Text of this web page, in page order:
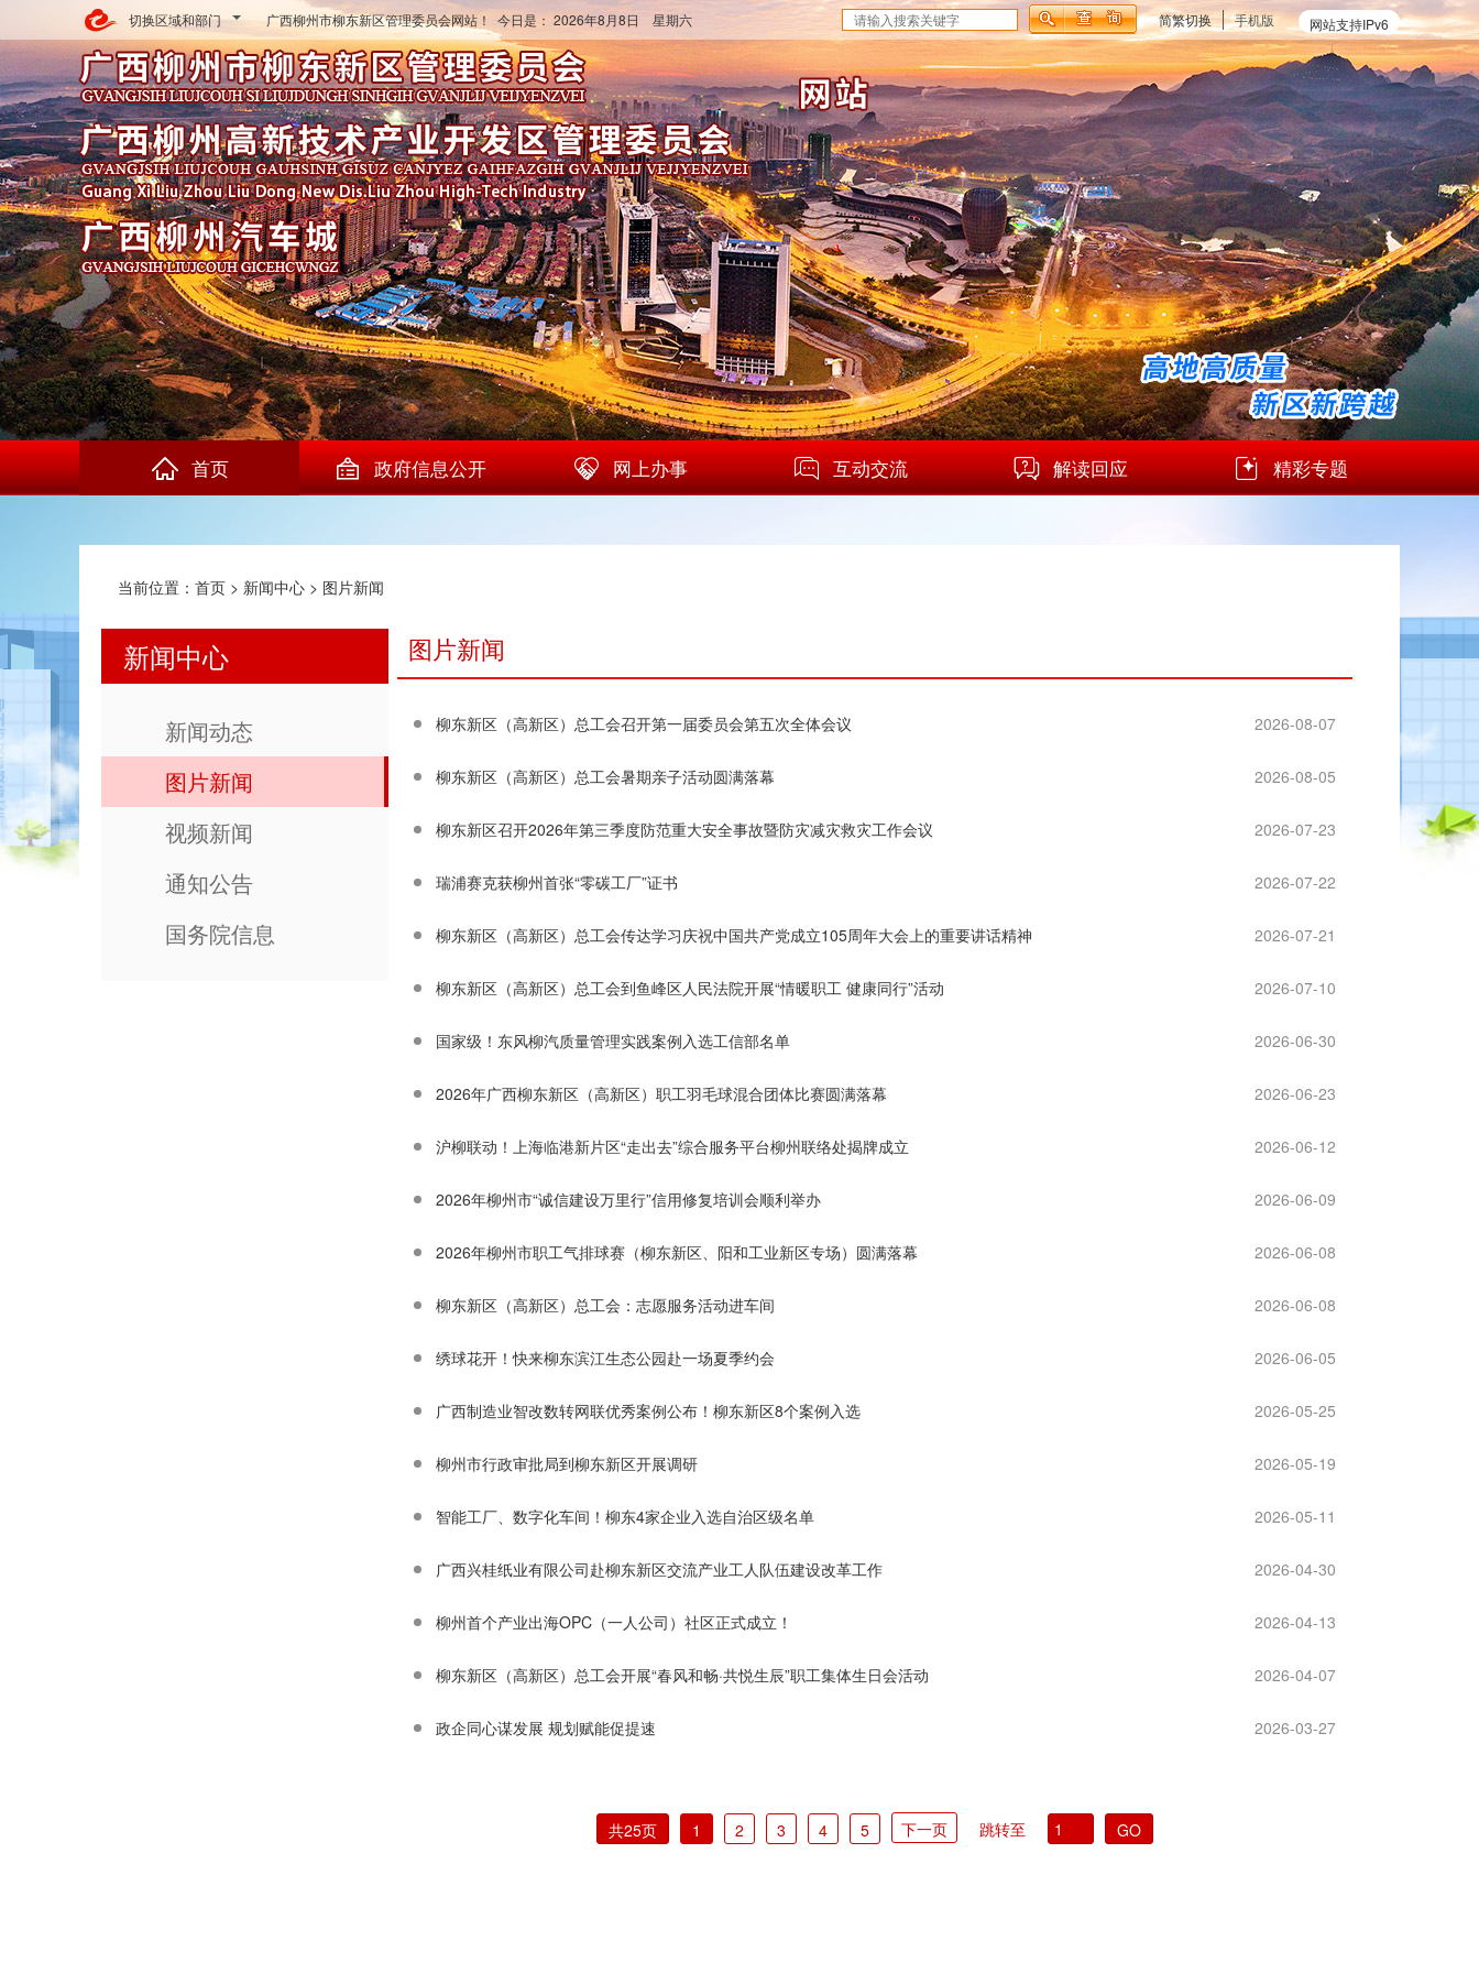
切换区域和部门 网站支持IPv6
简繁切换 手机版
广西柳州市柳东新区管理委员会网站！ 今日是： 2026年8月8日 星期六
首页 政府信息公开 网上办事 互动交流 解读回应 精彩专题
当前位置： 首页 > 新闻中心 > 图片新闻
新闻中心
新闻动态
图片新闻
视频新闻
通知公告
国务院信息
图片新闻
柳东新区（高新区）总工会召开第一届委员会第五次全体会议 2026-08-07
柳东新区（高新区）总工会暑期亲子活动圆满落幕 2026-08-05
柳东新区召开2026年第三季度防范重大安全事故暨防灾减灾救灾工作会议 2026-07-23
瑞浦赛克获柳州首张“零碳工厂”证书 2026-07-22
柳东新区（高新区）总工会传达学习庆祝中国共产党成立105周年大会上的重要讲话精神 2026-07-21
柳东新区（高新区）总工会到鱼峰区人民法院开展“情暖职工 健康同行”活动 2026-07-10
国家级！东风柳汽质量管理实践案例入选工信部名单 2026-06-30
2026年广西柳东新区（高新区）职工羽毛球混合团体比赛圆满落幕 2026-06-23
沪柳联动！上海临港新片区“走出去”综合服务平台柳州联络处揭牌成立 2026-06-12
2026年柳州市“诚信建设万里行”信用修复培训会顺利举办 2026-06-09
2026年柳州市职工气排球赛（柳东新区、阳和工业新区专场）圆满落幕 2026-06-08
柳东新区（高新区）总工会：志愿服务活动进车间 2026-06-08
绣球花开！快来柳东滨江生态公园赴一场夏季约会 2026-06-05
广西制造业智改数转网联优秀案例公布！柳东新区8个案例入选 2026-05-25
柳州市行政审批局到柳东新区开展调研 2026-05-19
智能工厂、数字化车间！柳东4家企业入选自治区级名单 2026-05-11
广西兴桂纸业有限公司赴柳东新区交流产业工人队伍建设改革工作 2026-04-30
柳州首个产业出海OPC（一人公司）社区正式成立！ 2026-04-13
柳东新区（高新区）总工会开展“春风和畅·共悦生辰”职工集体生日会活动 2026-04-07
政企同心谋发展 规划赋能促提速 2026-03-27
共25页 1 2 3 4 5 下一页 跳转至 GO